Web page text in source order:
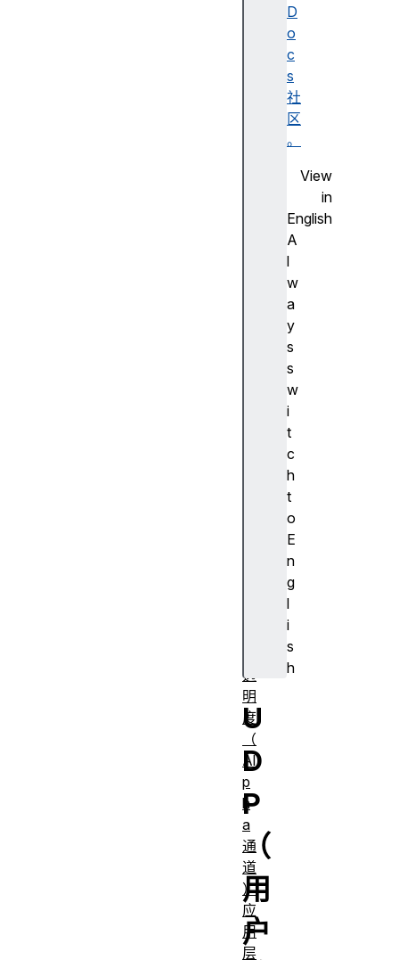
D
o
c
s
社
区
。
View
in
English
A
l
w
a
y
s
s
w
i
t
c
h
t
o
E
n
g
l
i
s
h
U
D
P
（
用
户
透
明
度
（
Al
p
h
a
通
道
）
应
用
层